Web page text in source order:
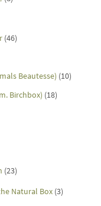
(46)
Beautesse) (10)
Birchbox) (18)
(23)
Natural Box (3)